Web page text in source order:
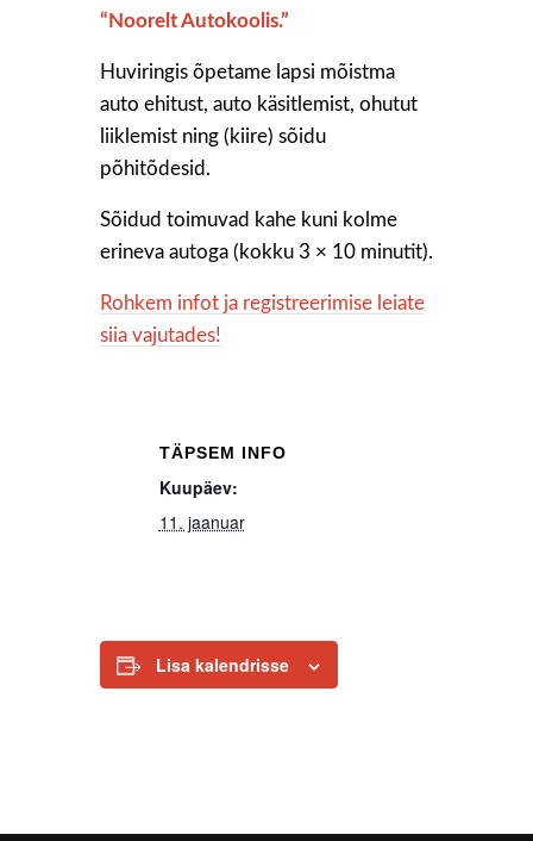
“Noorelt Autokoolis.”
Huviringis õpetame lapsi mõistma
auto ehitust, auto käsitlemist, ohutut
liiklemist ning (kiire) sõidu
põhitõdesid.
Sõidud toimuvad kahe kuni kolme
erineva autoga (kokku 3 × 10 minutit).
Rohkem infot ja registreerimise leiate
siia vajutades!
TÄPSEM INFO
Kuupäev:
11. jaanuar
Lisa kalendrisse